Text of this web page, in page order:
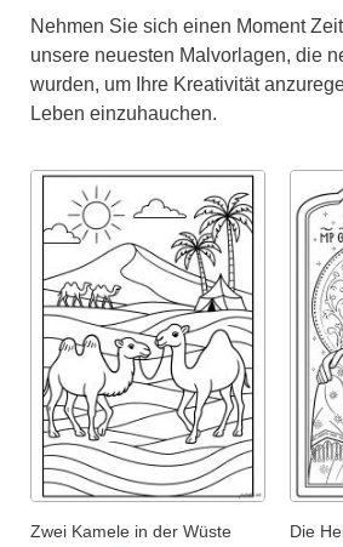
Nehmen Sie sich einen Moment
unsere neuesten Malvorlagen, die
wurden, um Ihre Kreativität
Leben einzuhauchen.
Zwei Kamele in der Wüste
Die